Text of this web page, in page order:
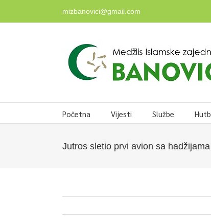
mizbanovici@gmail.com
Početna Vijesti Službe
Jutros sletio prvi avion sa hadžijama